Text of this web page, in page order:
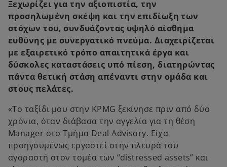
Ξεχωρίζει για την αξιοπιστία, την
προσηλωμένη σκέψη και την επιδίωξη των
στόχων του, συνδυάζοντας υψηλό αίσθημα
ευθύνης με συνεργατικό πνεύμα. Διαχειρίζεται
με εξαιρετικό τρόπο απαιτητικά έργα και
δύσκολες καταστάσεις υπό πίεση, διατηρώντας
πάντα θετική στάση απέναντι στην ομάδα και
στους πελάτες.
«Το ταξίδι μου στην KPMG ξεκίνησε πριν από δύο
χρόνια, όταν διάβασα την αγγελία για τη θέση
Manager στο Τμήμα Deal Advisory. Είχα
προηγουμένως εργαστεί στην πλευρά του
αγοραστή στον τομέα των “distressed assets” και